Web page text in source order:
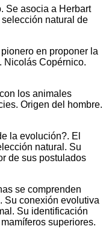
Se asocia a Herbart
natural de
en proponer la
Nicolás Copérnico.
los animales
Origen del hombre.
la evolución?. El
natural. Su
de sus postulados
se comprenden
Su conexión evolutiva
Su identificación
superiores.